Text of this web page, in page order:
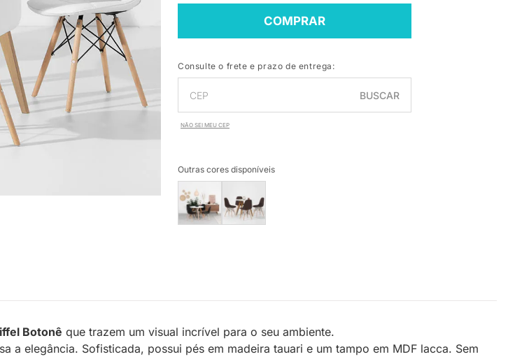
COMPRAR
Consulte o frete e prazo de entrega:
BUSCAR
NÃO SEI MEU CEP
Outras cores disponíveis
Botonê que trazem um visual incrível para o seu ambiente.
a elegância. Sofisticada, possui pés em madeira tauari e um tampo em MDF lacca. Sem